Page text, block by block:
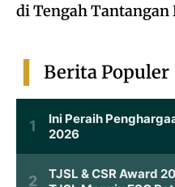
di Tengah Tantangan
Berita Populer